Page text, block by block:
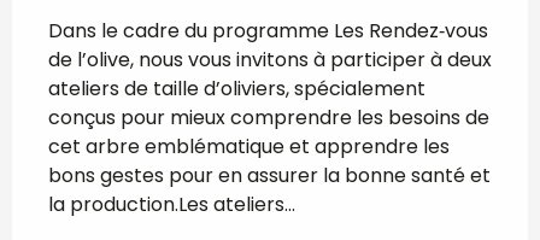
Dans le cadre du programme Les Rendez‑vous
de l’olive, nous vous invitons à participer à deux
ateliers de taille d’oliviers, spécialement
conçus pour mieux comprendre les besoins de
cet arbre emblématique et apprendre les
bons gestes pour en assurer la bonne santé et
la production.Les ateliers...